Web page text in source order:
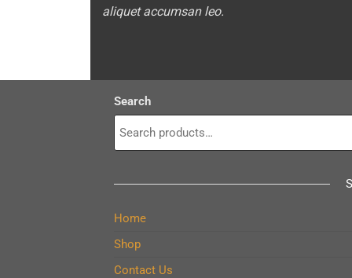
aliquet accumsan leo.
Search
Home
Shop
Contact Us